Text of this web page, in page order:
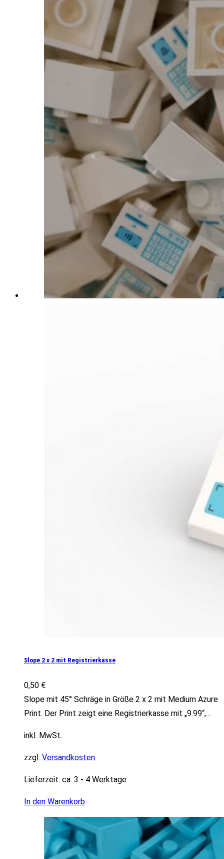
Slope 2 x 2 mit Registrierkasse
0,50 €
Slope mit 45° Schräge in Größe 2 x 2 mit Medium Azure
Print. Der Print zeigt eine Registrierkasse mit „9.99“,…
inkl. MwSt.
zzgl. Versandkosten
Lieferzeit: ca. 3 - 4 Werktage
In den Warenkorb